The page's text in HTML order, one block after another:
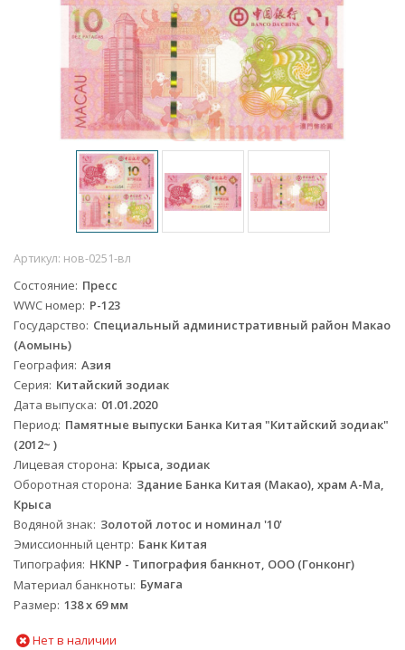
Артикул: нов-0251-вл
Состояние Пресс
WWC номер P-123
Государство Специальный административный район Макао
(Аомынь)
География Азия
Серия Китайский зодиак
Дата выпуска 01.01.2020
Период Памятные выпуски Банка Китая "Китайский зодиак"
(2012~ )
Лицевая сторона Крыса, зодиак
Оборотная сторона Здание Банка Китая (Макао), храм А-Ма,
Крыса
Водяной знак Золотой лотос и номинал '10'
Эмиссионный центр Банк Китая
Типография HKNP - Типография банкнот, ООО (Гонконг)
Материал банкноты Бумага
Размер 138 x 69 мм
Нет в наличии